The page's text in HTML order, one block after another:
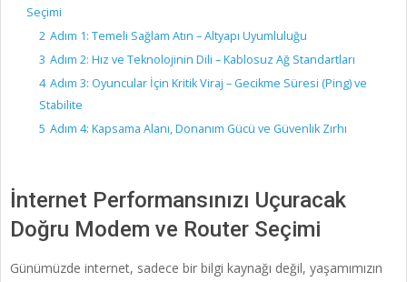
Seçimi
2 Adım 1: Temeli Sağlam Atın – Altyapı Uyumluluğu
3 Adım 2: Hız ve Teknolojinin Dili – Kablosuz Ağ Standartları
4 Adım 3: Oyuncular İçin Kritik Viraj – Gecikme Süresi (Ping) ve
Stabilite
5 Adım 4: Kapsama Alanı, Donanım Gücü ve Güvenlik Zırhı
İnternet Performansınızı Uçuracak
Doğru Modem ve Router Seçimi
Günümüzde internet, sadece bir bilgi kaynağı değil, yaşamımızın